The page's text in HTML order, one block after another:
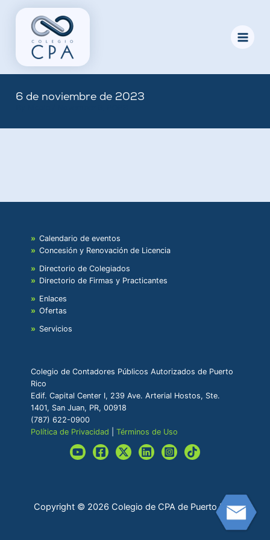
6 de noviembre de 2023
Calendario de eventos
Concesión y Renovación de Licencia
Directorio de Colegiados
Directorio de Firmas y Practicantes
Enlaces
Ofertas
Servicios
Colegio de Contadores Públicos Autorizados de Puerto
Rico
Edif. Capital Center I, 239 Ave. Arterial Hostos, Ste.
1401, San Juan, PR, 00918
(787) 622-0900
Política de Privacidad |Términos de Uso
Copyright © 2026 Colegio de CPA de Puerto Rico